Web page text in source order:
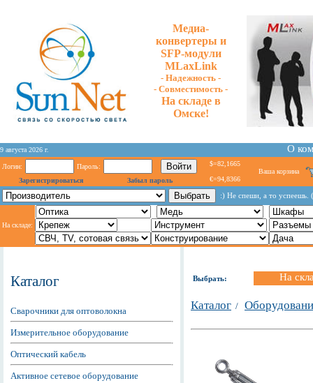
Медиа-
конвертеры и
SFP-модули
MLaxLink
- Надежность -
- Cовместимость -
На складе в
Омске!
9 августа 2026 г. О
Логин:
Пароль:
Зарегистрироваться
Забыл пароль
$=82,1665
€=94,8366
Ваша корзина
:) Не спеши, а то успеешь.
На складе:
Каталог
Сварочники для оптоволокна
Измерительное оборудование
Оптический кабель
Активное сетевое оборудование
Выбрать: На
Каталог /